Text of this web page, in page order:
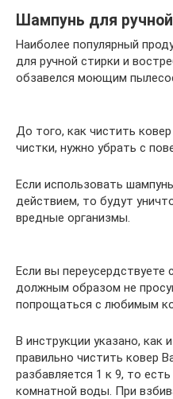
Шампунь для
Наиболее популярный
для ручной стирки и
обзавелся моющим
До того, как чистить
чистки, нужно убрать с
Если использовать
действием, то будут
вредные организмы.
Если вы
должным образом не
попрощаться с любимым
В инструкции указано, как
правильно чистить ковер
разбавляется 1 к 9, то
комнатной воды. При